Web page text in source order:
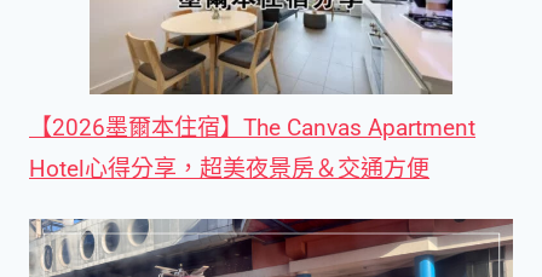
【2026墨爾本住宿】The Canvas Apartment
Hotel心得分享，超美夜景房＆交通方便